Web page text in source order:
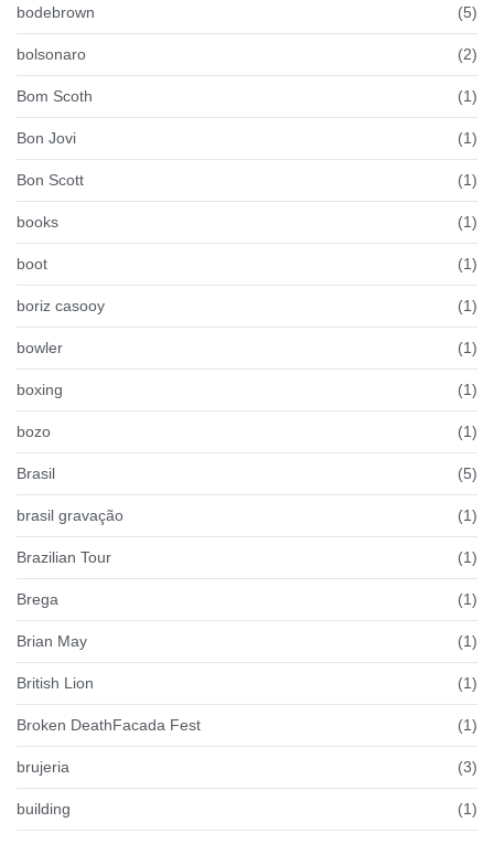
bodebrown (5)
bolsonaro (2)
Bom Scoth (1)
Bon Jovi (1)
Bon Scott (1)
books (1)
boot (1)
boriz casooy (1)
bowler (1)
boxing (1)
bozo (1)
Brasil (5)
brasil gravação (1)
Brazilian Tour (1)
Brega (1)
Brian May (1)
British Lion (1)
Broken DeathFacada Fest (1)
brujeria (3)
building (1)